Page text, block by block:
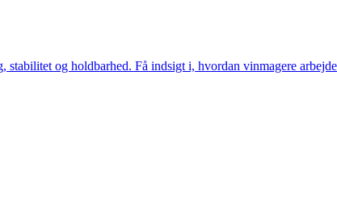
og holdbarhed. Få indsigt i, hvordan vinmagere